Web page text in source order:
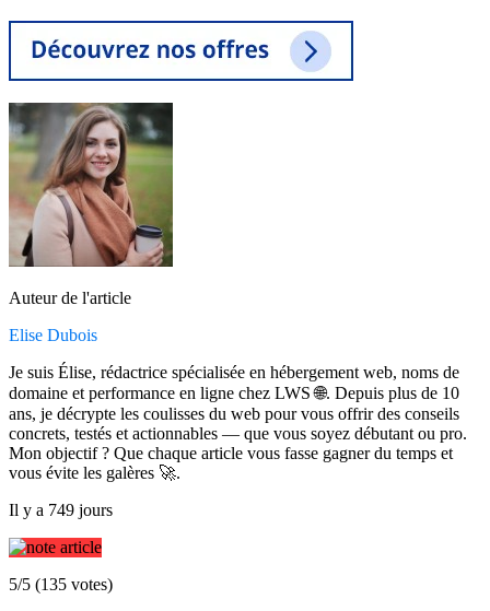
Auteur de l'article
Elise Dubois
Je suis Élise, rédactrice spécialisée en hébergement web, noms de
domaine et performance en ligne chez LWS 🌐. Depuis plus de 10
ans, je décrypte les coulisses du web pour vous offrir des conseils
concrets, testés et actionnables — que vous soyez débutant ou pro.
Mon objectif ? Que chaque article vous fasse gagner du temps et
vous évite les galères 🚀.
Il y a 749 jours
5/5 (135 votes)